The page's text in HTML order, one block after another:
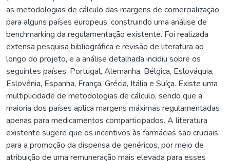
as metodologias de cálculo das margens de comercialização
para alguns países europeus, construindo uma análise de
benchmarking da regulamentação existente. Foi realizada
extensa pesquisa bibliográfica e revisão de literatura ao
longo do projeto, e a análise detalhada incidiu sobre os
seguintes países: Portugal, Alemanha, Bélgica, Eslováquia,
Eslovênia, Espanha, França, Grécia, Itália e Suíça. Existe uma
multiplicidade de metodologias de cálculo, sendo que a
maioria dos países aplica margens máximas regulamentadas
apenas para medicamentos comparticipados. A literatura
existente sugere que os incentivos às farmácias são cruciais
para a promoção da dispensa de genéricos, por meio de
atribuição de uma remuneração mais elevada para esses